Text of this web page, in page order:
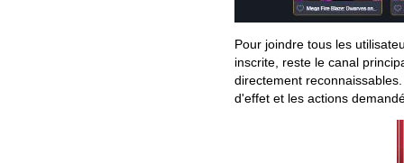
Pour joindre tous les
inscrite, reste le canal
directement
d'effet et les actions